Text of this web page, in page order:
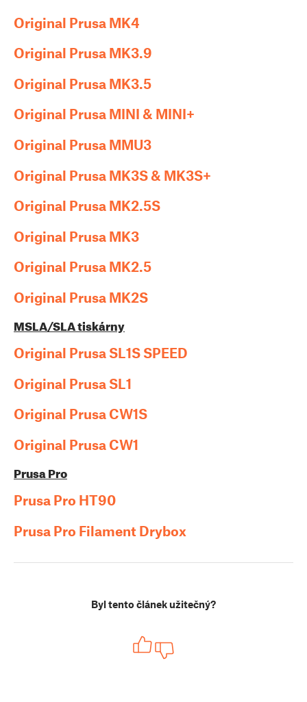
Original Prusa MK4
Original Prusa MK3.9
Original Prusa MK3.5
Original Prusa MINI & MINI+
Original Prusa MMU3
Original Prusa MK3S & MK3S+
Original Prusa MK2.5S
Original Prusa MK3
Original Prusa MK2.5
Original Prusa MK2S
MSLA/SLA tiskárny
Original Prusa SL1S SPEED
Original Prusa SL1
Original Prusa CW1S
Original Prusa CW1
Prusa Pro
Prusa Pro HT90
Prusa Pro Filament Drybox
Byl tento článek užitečný?